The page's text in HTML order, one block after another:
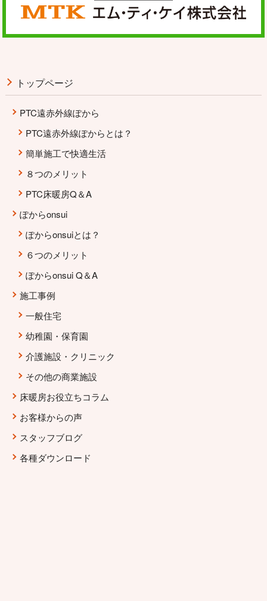
トップページ
PTC遠赤外線ぽから
PTC遠赤外線ぽからとは？
簡単施工で快適生活
８つのメリット
PTC床暖房Q＆A
ぽからonsui
ぽからonsuiとは？
６つのメリット
ぽからonsui Q＆A
施工事例
一般住宅
幼稚園・保育園
介護施設・クリニック
その他の商業施設
床暖房お役立ちコラム
お客様からの声
スタッフブログ
各種ダウンロード